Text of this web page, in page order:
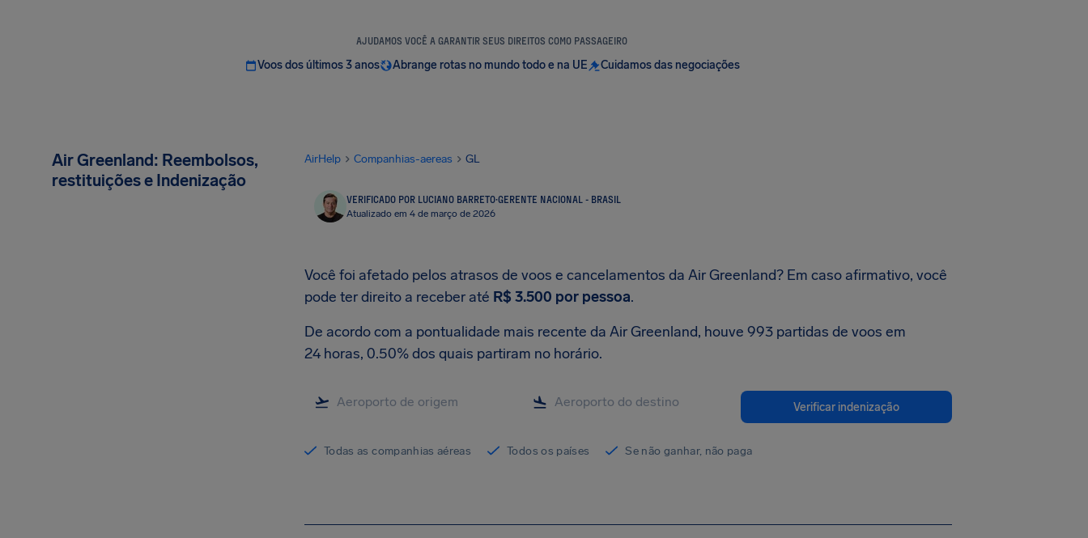
AJUDAMOS VOCÊ A GARANTIR SEUS DIREITOS COMO PASSAGEIRO
Voos dos últimos 3 anos Abrange rotas no mundo todo e na UE Cuidamos das negociações
Air Greenland: Reembolsos,
restituições e Indenização
AirHelp Companhias-aereas GL
VERIFICADO POR LUCIANO BARRETO·GERENTE NACIONAL - BRASIL
Atualizado em 4 de março de 2026
Você foi afetado pelos atrasos de voos e cancelamentos da Air Greenland? Em caso afirmativo, você
pode ter direito a receber até R$ 3.500 por pessoa.
De acordo com a pontualidade mais recente da Air Greenland, houve 993 partidas de voos em
24 horas, 0.50% dos quais partiram no horário.
Verificar indenização
Todas as companhias aéreas Todos os países Se não ganhar, não paga